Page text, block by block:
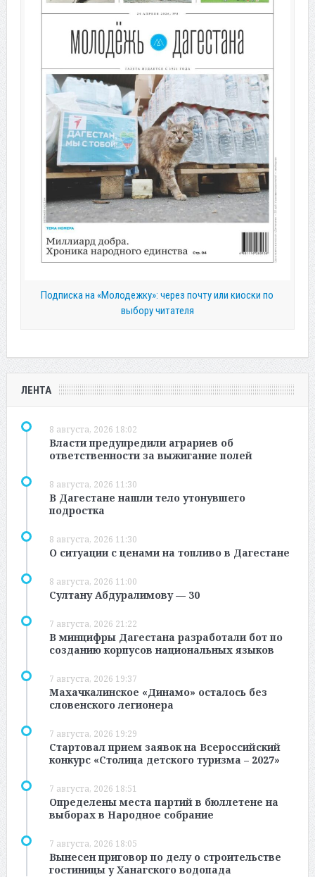
Подписка на «Молодежку»: через почту или киоски по
выбору читателя
ЛЕНТА
8 августа, 2026 18:02
Власти предупредили аграриев об
ответственности за выжигание полей
8 августа, 2026 11:30
В Дагестане нашли тело утонувшего
подростка
8 августа, 2026 11:30
О ситуации с ценами на топливо в Дагестане
8 августа, 2026 11:00
Султану Абдуралимову — 30
7 августа, 2026 21:22
В минцифры Дагестана разработали бот по
созданию корпусов национальных языков
7 августа, 2026 19:37
Махачкалинское «Динамо» осталось без
словенского легионера
7 августа, 2026 19:29
Стартовал прием заявок на Всероссийский
конкурс «Столица детского туризма – 2027»
7 августа, 2026 18:51
Определены места партий в бюллетене на
выборах в Народное собрание
7 августа, 2026 18:05
Вынесен приговор по делу о строительстве
гостиницы у Ханагского водопада